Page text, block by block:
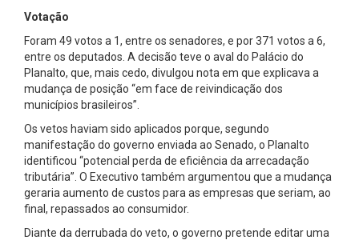
Votação
Foram 49 votos a 1, entre os senadores, e por 371 votos a 6,
entre os deputados. A decisão teve o aval do Palácio do
Planalto, que, mais cedo, divulgou nota em que explicava a
mudança de posição “em face de reivindicação dos
municípios brasileiros”.
Os vetos haviam sido aplicados porque, segundo
manifestação do governo enviada ao Senado, o Planalto
identificou “potencial perda de eficiência da arrecadação
tributária”. O Executivo também argumentou que a mudança
geraria aumento de custos para as empresas que seriam, ao
final, repassados ao consumidor.
Diante da derrubada do veto, o governo pretende editar uma